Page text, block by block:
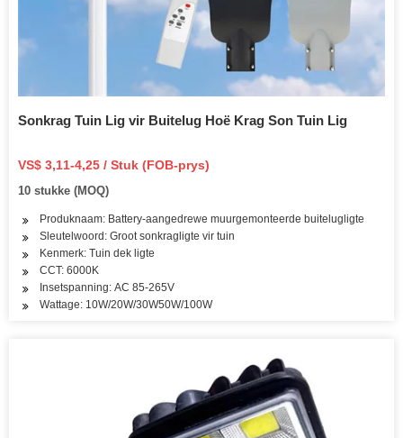
Sonkrag Tuin Lig vir Buitelug Hoë Krag Son Tuin Lig
VS$ 3,11-4,25 / Stuk (FOB-prys)
10 stukke (MOQ)
Produknaam: Battery-aangedrewe muurgemonteerde buitelugligte
Sleutelwoord: Groot sonkragligte vir tuin
Kenmerk: Tuin dek ligte
CCT: 6000K
Insetspanning: AC 85-265V
Wattage: 10W/20W/30W50W/100W